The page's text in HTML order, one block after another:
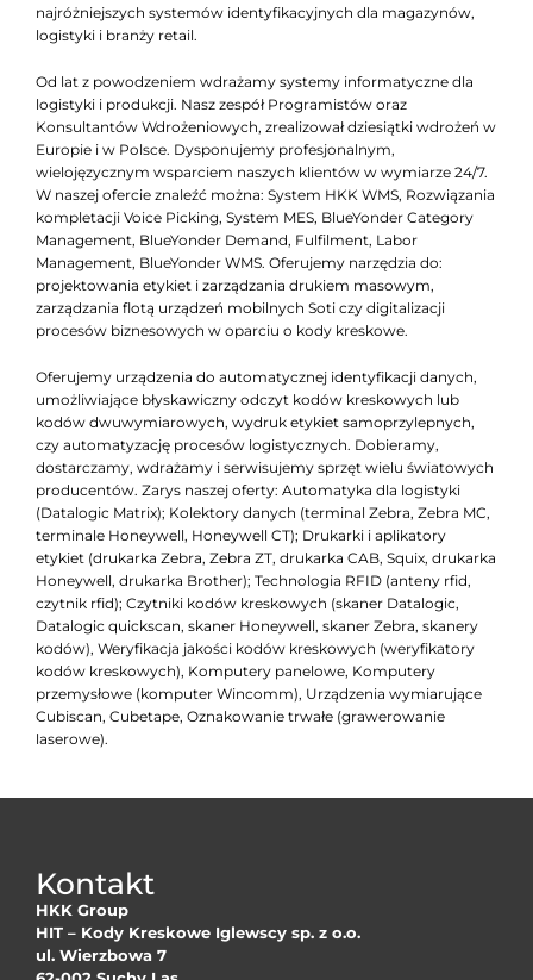
najróżniejszych systemów identyfikacyjnych dla magazynów,
logistyki i branży retail.
Od lat z powodzeniem wdrażamy systemy informatyczne dla
logistyki i produkcji. Nasz zespół Programistów oraz
Konsultantów Wdrożeniowych, zrealizował dziesiątki wdrożeń w
Europie i w Polsce. Dysponujemy profesjonalnym,
wielojęzycznym wsparciem naszych klientów w wymiarze 24/7.
W naszej ofercie znaleźć można: System HKK WMS, Rozwiązania
kompletacji Voice Picking, System MES, BlueYonder Category
Management, BlueYonder Demand, Fulfilment, Labor
Management, BlueYonder WMS. Oferujemy narzędzia do:
projektowania etykiet i zarządzania drukiem masowym,
zarządzania flotą urządzeń mobilnych Soti czy digitalizacji
procesów biznesowych w oparciu o kody kreskowe.
Oferujemy urządzenia do automatycznej identyfikacji danych,
umożliwiające błyskawiczny odczyt kodów kreskowych lub
kodów dwuwymiarowych, wydruk etykiet samoprzylepnych,
czy automatyzację procesów logistycznych. Dobieramy,
dostarczamy, wdrażamy i serwisujemy sprzęt wielu światowych
producentów. Zarys naszej oferty: Automatyka dla logistyki
(Datalogic Matrix); Kolektory danych (terminal Zebra, Zebra MC,
terminale Honeywell, Honeywell CT); Drukarki i aplikatory
etykiet (drukarka Zebra, Zebra ZT, drukarka CAB, Squix, drukarka
Honeywell, drukarka Brother); Technologia RFID (anteny rfid,
czytnik rfid); Czytniki kodów kreskowych (skaner Datalogic,
Datalogic quickscan, skaner Honeywell, skaner Zebra, skanery
kodów), Weryfikacja jakości kodów kreskowych (weryfikatory
kodów kreskowych), Komputery panelowe, Komputery
przemysłowe (komputer Wincomm), Urządzenia wymiarujące
Cubiscan, Cubetape, Oznakowanie trwałe (grawerowanie
laserowe).
Kontakt
HKK Group
HIT – Kody Kreskowe Iglewscy sp. z o.o.
ul. Wierzbowa 7